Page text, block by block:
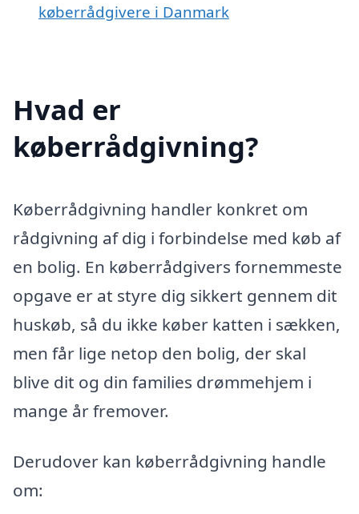
køberrådgivere i Danmark
Hvad er
køberrådgivning?
Køberrådgivning handler konkret om
rådgivning af dig i forbindelse med køb af
en bolig. En køberrådgivers fornemmeste
opgave er at styre dig sikkert gennem dit
huskøb, så du ikke køber katten i sækken,
men får lige netop den bolig, der skal
blive dit og din families drømmehjem i
mange år fremover.
Derudover kan køberrådgivning handle
om: